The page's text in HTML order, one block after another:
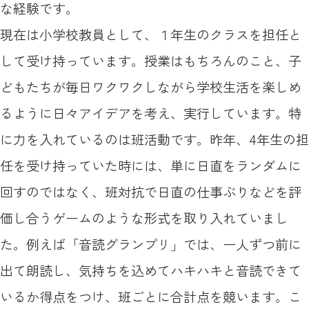
な経験です。
現在は小学校教員として、１年生のクラスを担任と
して受け持っています。授業はもちろんのこと、子
どもたちが毎日ワクワクしながら学校生活を楽しめ
るように日々アイデアを考え、実行しています。特
に力を入れているのは班活動です。昨年、4年生の担
任を受け持っていた時には、単に日直をランダムに
回すのではなく、班対抗で日直の仕事ぶりなどを評
価し合うゲームのような形式を取り入れていまし
た。例えば「音読グランプリ」では、一人ずつ前に
出て朗読し、気持ちを込めてハキハキと音読できて
いるか得点をつけ、班ごとに合計点を競います。こ